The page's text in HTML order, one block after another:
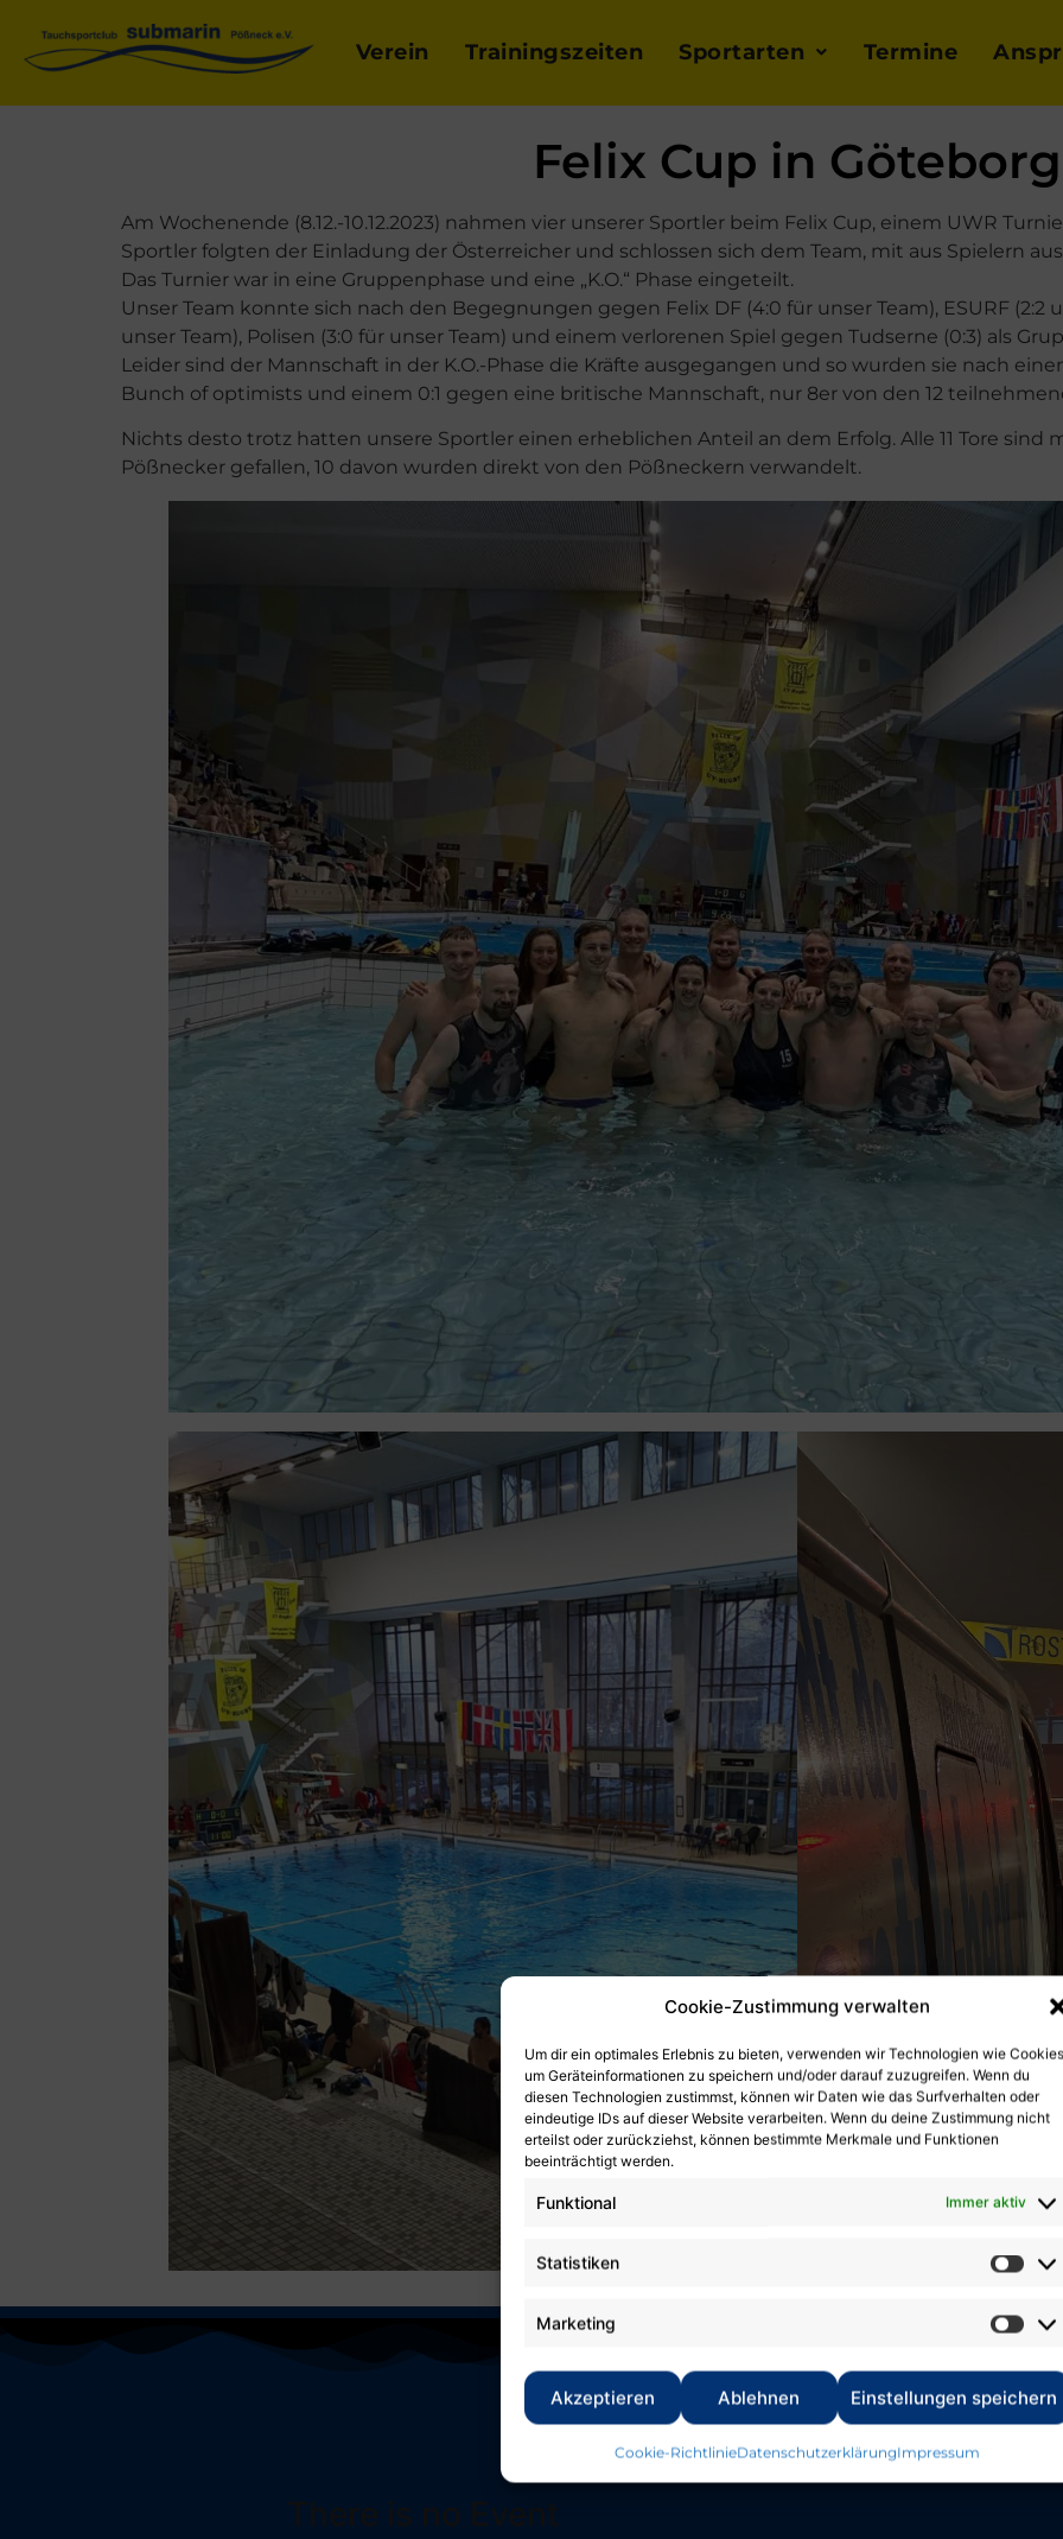
Cookie-Zustimmung verwalten
Um dir ein optimales Erlebnis zu bieten, verwenden wir Technologien wie
um Geräteinformationen zu speichern und/oder darauf zuzugreifen. Wenn du
diesen Technologien zustimmst, können wir Daten wie das Surfverhalten oder
eindeutige IDs auf dieser Website verarbeiten. Wenn du deine Zustimmung nicht
erteilst oder zurückziehst, können bestimmte Merkmale und Funktionen
beeinträchtigt werden.
Funktional Immer aktiv
Statistiken
Marketing
Akzeptieren Ablehnen Einstellungen speichern
Cookie-RichtlinieDatenschutzerklärungImpressum
Verein Trainingszeiten Sportarten Termine
Felix Cup in Göteborg
Am Wochenende (8.12.-10.12.2023) nahmen vier unserer Sportler beim Felix Cup, einem UWR
Sportler folgten der Einladung der Österreicher und schlossen sich dem Team, mit aus Spielern
Das Turnier war in eine Gruppenphase und eine „K.O.“ Phase eingeteilt.
Unser Team konnte sich nach den Begegnungen gegen Felix DF (4:0 für unser Team), ESURF
unser Team), Polisen (3:0 für unser Team) und einem verlorenen Spiel gegen Tudserne (0:3) als
Leider sind der Mannschaft in der K.O.-Phase die Kräfte ausgegangen und so wurden sie nach
Bunch of optimists und einem 0:1 gegen eine britische Mannschaft, nur 8er von den 12
Nichts desto trotz hatten unsere Sportler einen erheblichen Anteil an dem Erfolg. Alle 11 Tore
Pößnecker gefallen, 10 davon wurden direkt von den Pößneckern verwandelt.
Veranstaltungen